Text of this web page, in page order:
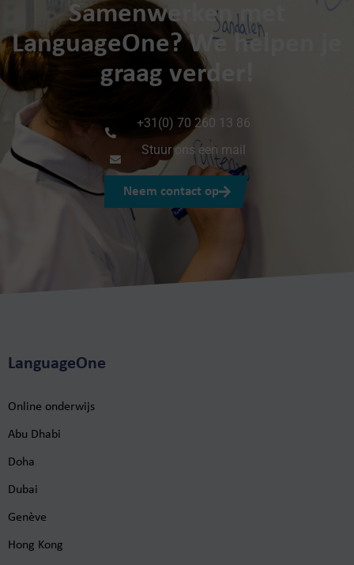
Samenwerken met
LanguageOne? We helpen je
graag verder!
+31(0) 70 260 13 86
Stuur ons een mail
Neem contact op
LanguageOne
Online onderwijs
Abu Dhabi
Doha
Dubai
Genève
Hong Kong